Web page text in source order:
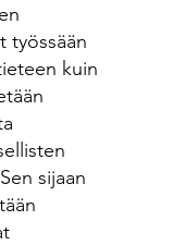
työssään
kuin
sijaan